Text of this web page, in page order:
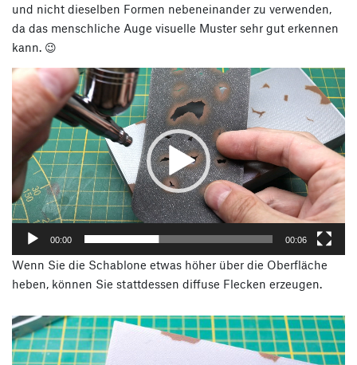
und nicht dieselben Formen nebeneinander zu verwenden,
da das menschliche Auge visuelle Muster sehr gut erkennen
kann. 😉
Video-
Player
00:00 00:06
Wenn Sie die Schablone etwas höher über die Oberfläche
heben, können Sie stattdessen diffuse Flecken erzeugen.